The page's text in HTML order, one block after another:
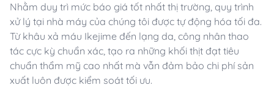
Nhằm duy trì mức báo giá tốt nhất thị trường, quy trình
xử lý tại nhà máy của chúng tôi được tự động hóa tối đa.
Từ khâu xả máu Ikejime đến lạng da, công nhân thao
tác cực kỳ chuẩn xác, tạo ra những khối thịt đạt tiêu
chuẩn thẩm mỹ cao nhất mà vẫn đảm bảo chi phí sản
xuất luôn được kiểm soát tối ưu.